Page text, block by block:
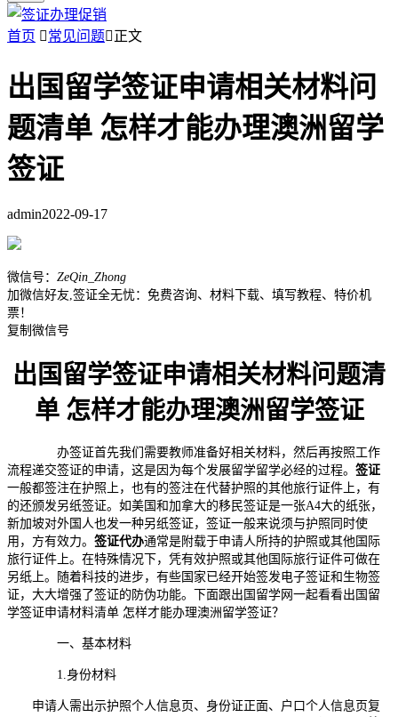
首页 常见问题正文
出国留学签证申请相关材料问
题清单 怎样才能办理澳洲留学
签证
admin2022-09-17
微信号： ZeQin_Zhong
加微信好友,签证全无忧：免费咨询、材料下载、填写教程、特价机
票！
复制微信号
出国留学签证申请相关材料问题清
单 怎样才能办理澳洲留学签证
办签证首先我们需要教师准备好相关材料，然后再按照工作
流程递交签证的申请，这是因为每个发展留学留学必经的过程。 签证
一般都签注在护照上，也有的签注在代替护照的其他旅行证件上，有
的还颁发另纸签证。如美国和加拿大的移民签证是一张A4大的纸张，
新加坡对外国人也发一种另纸签证，签证一般来说须与护照同时使
用，方有效力。 签证代办通常是附载于申请人所持的护照或其他国际
旅行证件上。在特殊情况下，凭有效护照或其他国际旅行证件可做在
另纸上。随着科技的进步，有些国家已经开始签发电子签证和生物签
证，大大增强了签证的防伪功能。下面跟出国留学网一起看看出国留
学签证申请材料清单 怎样才能办理澳洲留学签证？
一、基本材料
1.身份材料
申请人需出示护照个人信息页、身份证正面、户口个人信息页复